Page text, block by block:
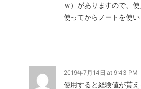
ｗ）がありますので、
使ってからノートを使
2019年7月14日 at 9:43 PM
使用すると経験値が貰え